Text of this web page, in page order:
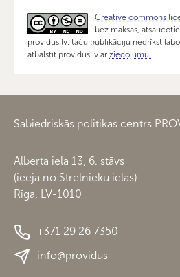
Creative commons
bez maksas,
providus.lv, taču publikāciju nedrīkst
atbalstīt providus.lv ar ziedojumu!
Sabiedriskās politikas centrs
Alberta iela 13, 6. stāvs
(ieeja no Strēlnieku ielas)
Rīga, LV-1010
+371 29 26 7350
info@providus